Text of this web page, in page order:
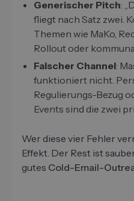
Generischer Pitch:
fliegt nach Satz zwei.
Themen wie MaKo,
Rollout oder
Falscher Channel:
funktioniert nicht.
Regulierungs-Bezug
Events sind die zwei
Wer diese vier Fehler
Effekt. Der Rest ist
gutes Cold-Email-